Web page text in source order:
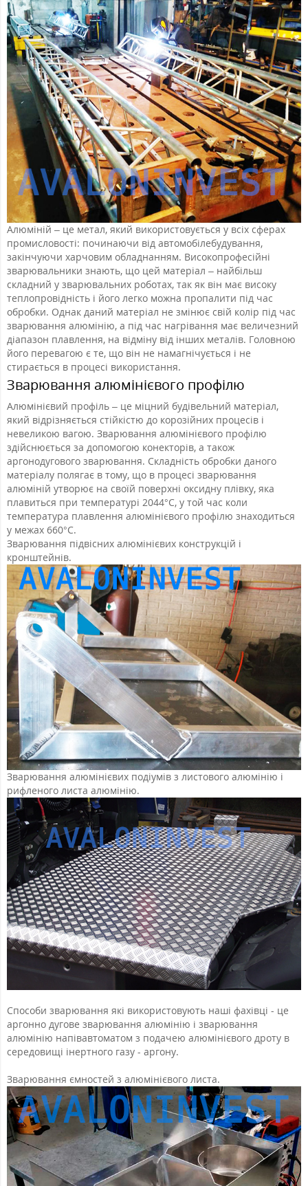
Алюміній – це метал, який використовується у всіх сферах
промисловості: починаючи від автомобілебудування,
закінчуючи харчовим обладнанням. Високопрофесійні
зварювальники знають, що цей матеріал – найбільш
складний у зварювальних роботах, так як він має високу
теплопровідність і його легко можна пропалити під час
обробки. Однак даний матеріал не змінює свій колір під час
зварювання алюмінію, а під час нагрівання має величезний
діапазон плавлення, на відміну від інших металів. Головною
його перевагою є те, що він не намагнічується і не
стирається в процесі використання.
Зварювання алюмінієвого профілю
Алюмінієвий профіль – це міцний будівельний матеріал,
який відрізняється стійкістю до корозійних процесів і
невеликою вагою. Зварювання алюмінієвого профілю
здійснюється за допомогою конекторів, а також
аргонодугового зварювання. Складність обробки даного
матеріалу полягає в тому, що в процесі зварювання
алюміній утворює на своїй поверхні оксидну плівку, яка
плавиться при температурі 2044°С, у той час коли
температура плавлення алюмінієвого профілю знаходиться
у межах 660°С.
Зварювання підвісних алюмінієвих конструкцій і
кронштейнів.
Зварювання алюмінієвих подіумів з листового алюмінію і
рифленого листа алюмінію.
Способи зварювання які використовують наші фахівці - це
аргонно дугове зварювання алюмінію і зварювання
алюмінію напівавтоматом з подачею алюмінієвого дроту в
середовищі інертного газу - аргону.
Зварювання ємностей з алюмінієвого листа.